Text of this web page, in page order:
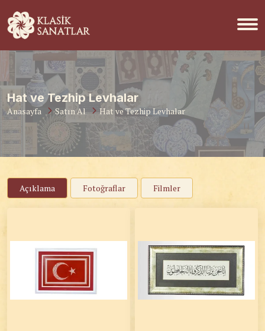
Hat ve Tezhip Levhalar
Anasayfa Satın Al Hat ve Tezhip Levhalar
Açıklama Fotoğraflar Filmler